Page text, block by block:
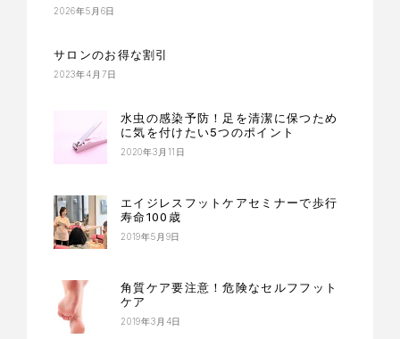
2026年5月6日
サロンのお得な割引
2023年4月7日
水虫の感染予防！足を清潔に保つため
に気を付けたい5つのポイント
2020年3月11日
エイジレスフットケアセミナーで歩行
寿命100歳
2019年5月9日
角質ケア要注意！危険なセルフフット
ケア
2019年3月4日